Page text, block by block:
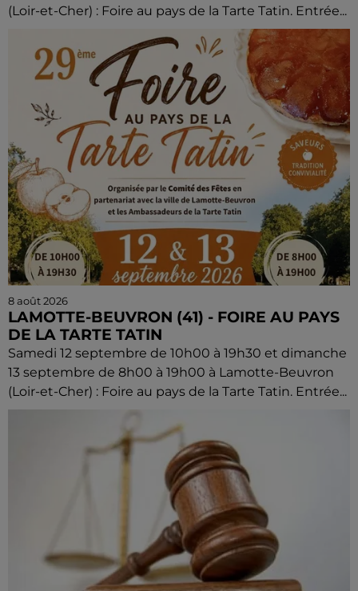
(Loir-et-Cher) : Foire au pays de la Tarte Tatin. Entrée...
8 août 2026
LAMOTTE-BEUVRON (41) - FOIRE AU PAYS
DE LA TARTE TATIN
Samedi 12 septembre de 10h00 à 19h30 et dimanche
13 septembre de 8h00 à 19h00 à Lamotte-Beuvron
(Loir-et-Cher) : Foire au pays de la Tarte Tatin. Entrée...